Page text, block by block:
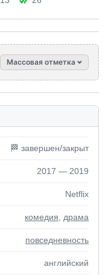
Массовая отметка
🏁 завершен/закрыт
2017 — 2019
Netflix
комедия драма
повседневность
английский